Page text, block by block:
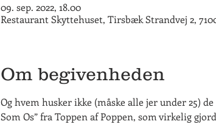
09. sep. 2022, 18.00
Restaurant Skyttehuset, Tirsbæk Strandvej 2,
Om begivenheden
Og hvem husker ikke (måske alle jer under 25)
Som Os” fra Toppen af Poppen, som virkelig